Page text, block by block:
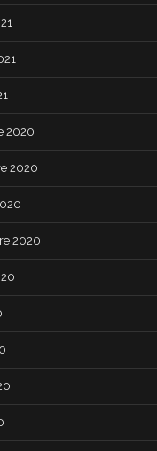
2020
2020
2020